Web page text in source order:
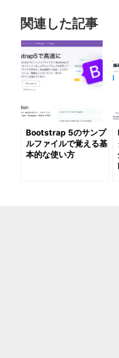
関連した記事
Bootstrap 5のサンプ
ルファイルで覚える基
本的な使い方